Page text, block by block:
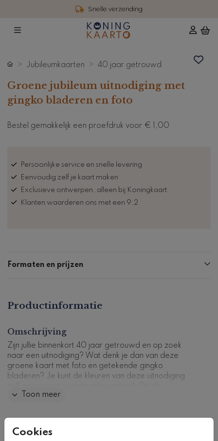
Snelle verzending
Cookies
Jubileumkaarten 40 jaar getrouwd
Groene jubileum uitnodiging met
gingko bladeren en foto
Bestel gemakkelijk een proefdruk voor € 1,00
Persoonlijke service en snelle levering
Eenvoudig zelf je kaart maken
Exclusieve ontwerpen, alleen bij Koningkaart
Klanten waarderen ons met een 9.2
Formaten en prijzen
Productinformatie
Omschrijving
Zijn jullie binnenkort 40 jaar getrouwd en op zoek
naar een uitnodiging? Wat denk je dan van deze
groene kaart met foto en getekende gingko
bladeren? Je kunt de kleuren van deze uitnodiging
achterkant kun je alle info over het feest of diner kwijt.
Kaartcode: U-509-3
Toon meer
Collectie